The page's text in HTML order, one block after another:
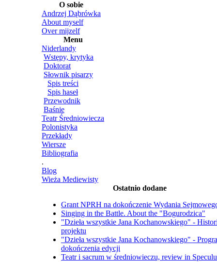
O sobie
Andrzej Dąbrówka
About myself
Over mijzelf
Menu
Niderlandy
Wstępy, krytyka
Doktorat
Słownik pisarzy
Spis treści
Spis haseł
Przewodnik
Baśnie
Teatr Średniowiecza
Polonistyka
Przekłady
Wiersze
Bibliografia
.
Blog
Wieża Mediewisty
Ostatnio dodane
Grant NPRH na dokończenie Wydania
Singing in the Battle. About the "Bogurodzica"
"Dzieła wszystkie Jana Kochanowskiego" -
projektu
"Dzieła wszystkie Jana Kochanowskiego" -
dokończenia edycji
Teatr i sacrum w średniowieczu, review in